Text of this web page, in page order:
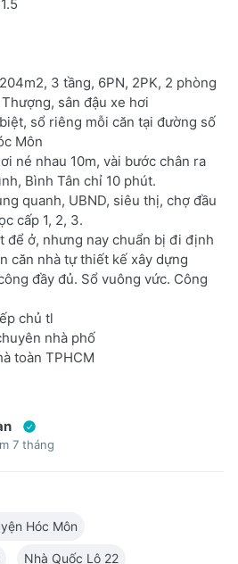
3 tầng, 6PN, 2PK, 2 phòng
sân đậu xe hơi
sổ riêng mỗi căn tại đường số
Môn
né nhau 10m, vài bước chân ra
Bình Tân chỉ 10 phút.
quanh, UBND, siêu thị, chợ đầu
cấp 1, 2, 3.
để ở, nhưng nay chuẩn bị đi định
căn nhà tự thiết kế xây dựng
đầy đủ. Sổ vuông vức. Công
chủ tl
nhà phố
toàn TPHCM
7 tháng
Hóc Môn
Nhà Quốc Lộ 22